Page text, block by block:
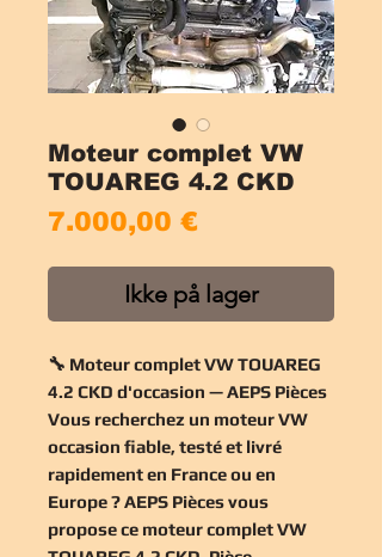
Moteur complet VW
TOUAREG 4.2 CKD
7.000,00 €
Ikke på lager
🔧 Moteur complet VW TOUAREG
4.2 CKD d'occasion — AEPS Pièces
Vous recherchez un moteur VW
occasion fiable, testé et livré
rapidement en France ou en
Europe ? AEPS Pièces vous
propose ce moteur complet VW